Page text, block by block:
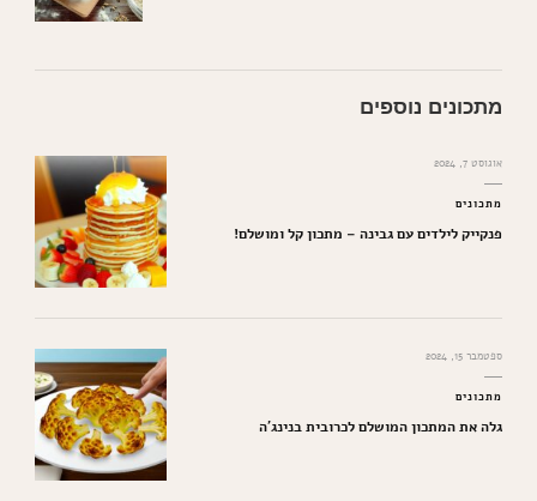
מתכונים נוספים
אוגוסט 7, 2024
מתכונים
פנקייק לילדים עם גבינה – מתכון קל ומושלם!
ספטמבר 15, 2024
מתכונים
גלה את המתכון המושלם לכרובית בנינג'ה